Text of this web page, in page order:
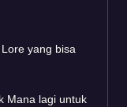
yang bisa
Mana lagi untuk